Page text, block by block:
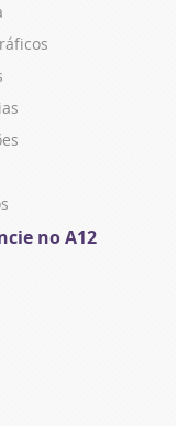
no A12